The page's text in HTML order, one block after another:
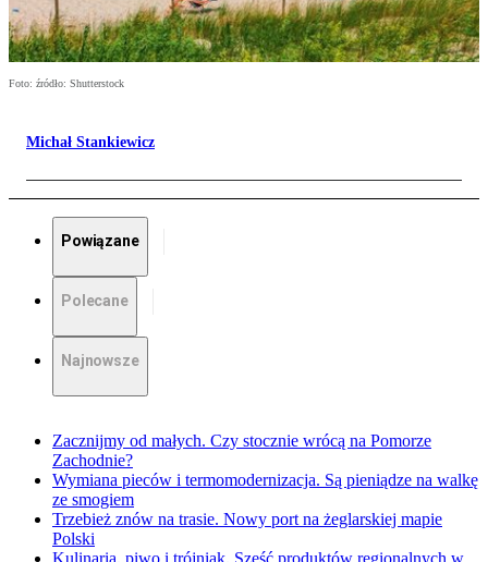
Foto: źródło: Shutterstock
Michał Stankiewicz
Powiązane
Polecane
Najnowsze
Zacznijmy od małych. Czy stocznie wrócą na Pomorze
Zachodnie?
Wymiana pieców i termomodernizacja. Są pieniądze na walkę
ze smogiem
Trzebież znów na trasie. Nowy port na żeglarskiej mapie
Polski
Kulinaria, piwo i trójniak. Sześć produktów regionalnych w